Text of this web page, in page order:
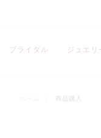
ブライダル ジュエリ
商品購入